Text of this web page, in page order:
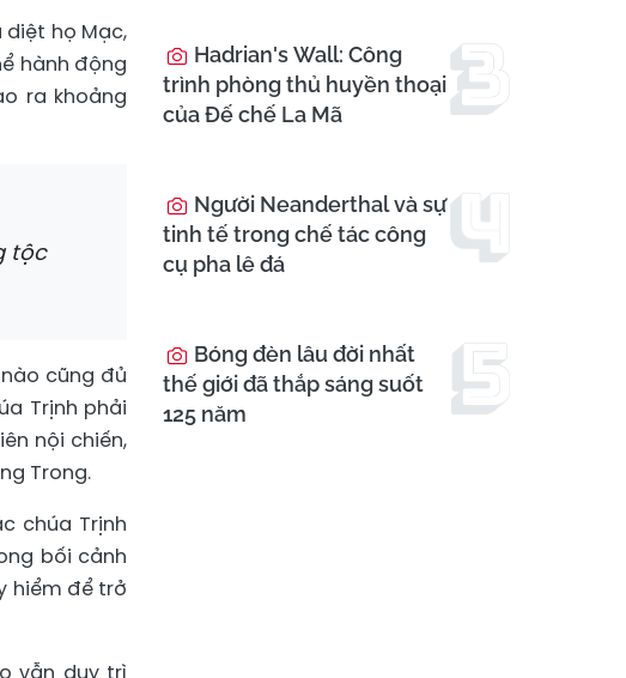
diệt họ Mạc,
hành động
ra khoảng
tộc
cũng đủ
Trịnh phải
nội chiến,
Trong.
chúa Trịnh
bối cảnh
hiểm để trở
Hadrian's Wall: Công
trình phòng thủ huyền thoại
của Đế chế La Mã
Người Neanderthal và sự
tinh tế trong chế tác công
cụ pha lê đá
Bóng đèn lâu đời nhất
thế giới đã thắp sáng suốt
125 năm